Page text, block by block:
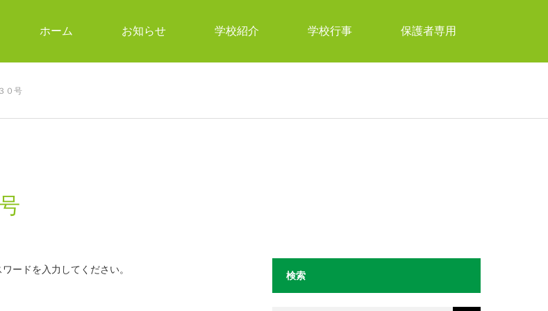
ホーム お知らせ 学校紹介 学校行事 保護者専用
０号
ードを入力してください。
検索